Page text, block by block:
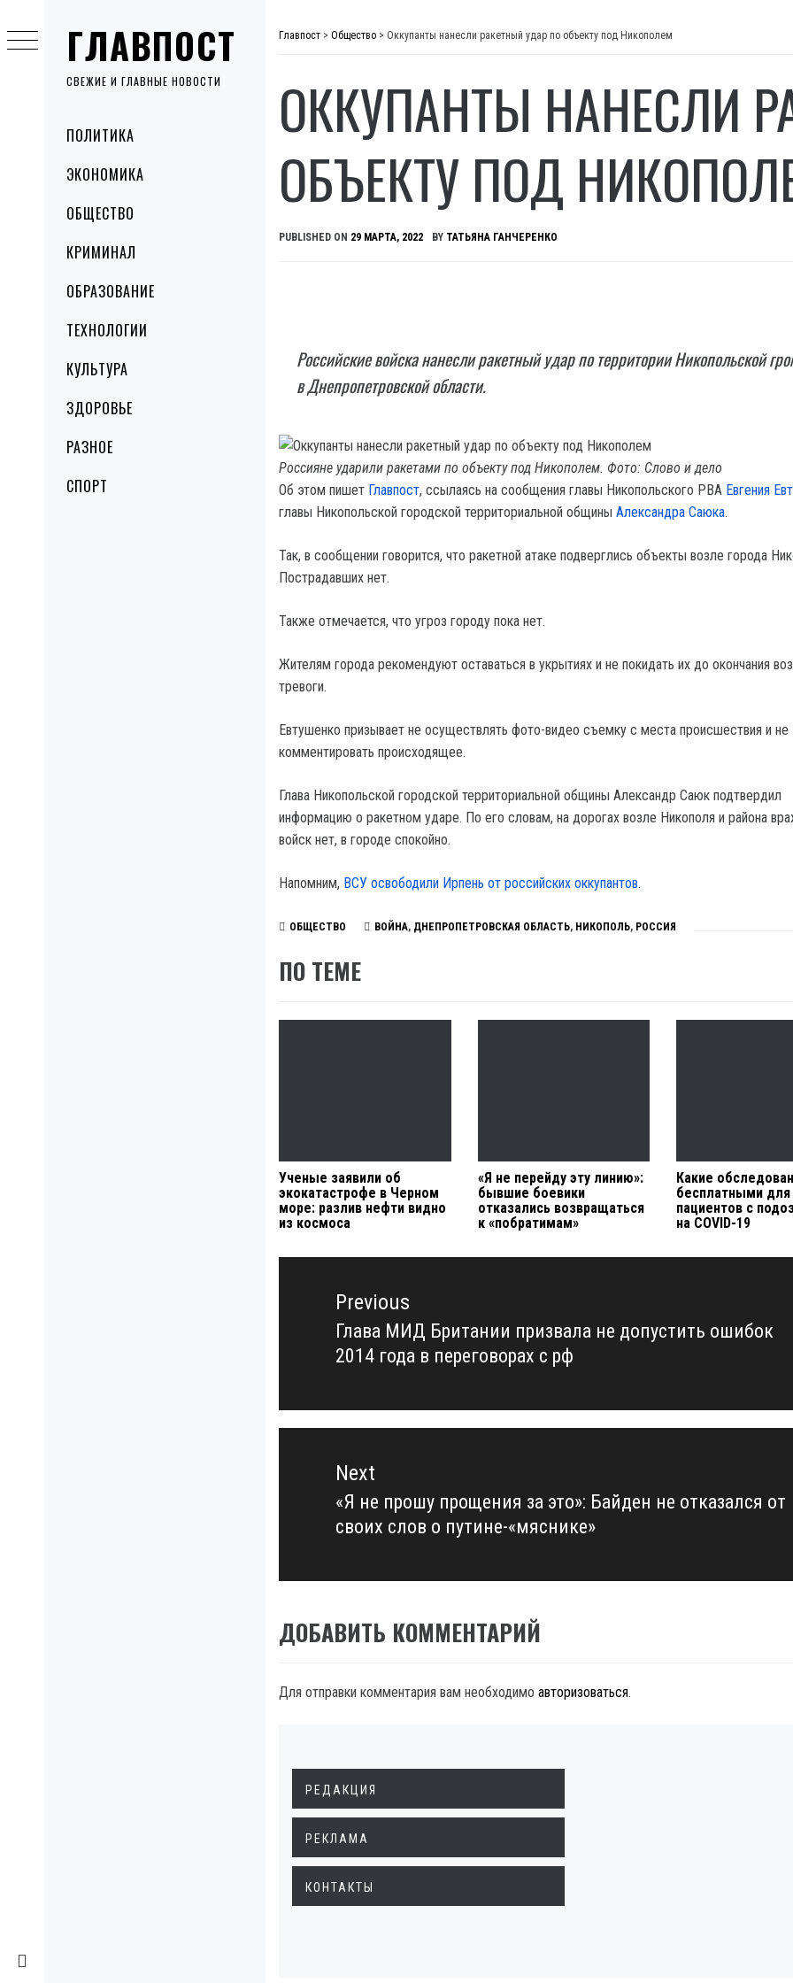
ГЛАВПОСТ
СВЕЖИЕ И ГЛАВНЫЕ НОВОСТИ
MenuПОЛИТИКА
ЭКОНОМИКА
ОБЩЕСТВО
КРИМИНАЛ
ОБРАЗОВАНИЕ
ТЕХНОЛОГИИ
КУЛЬТУРА
ЗДОРОВЬЕ
РАЗНОЕ
СПОРТ
to
content
Главпост > Общество > Оккупанты нанесли ракетный удар по объекту под Никополем
ОККУПАНТЫ НАНЕСЛИ
ОБЪЕКТУ ПОД
PUBLISHED ON 29 МАРТА, 2022 BY ТАТЬЯНА ГАНЧЕРЕНКО
Российские войска нанесли ракетный удар по территории Никопольской
в Днепропетровской области.
Россияне ударили ракетами по объекту под Никополем. Фото: Слово и дело
Об этом пишет Главпост, ссылаясь на сообщения главы Никопольского РВА Евгения
главы Никопольской городской территориальной общины Александра Саюка.
Так, в сообщении говорится, что ракетной атаке подверглись объекты возле города
Пострадавших нет.
Также отмечается, что угроз городу пока нет.
Жителям города рекомендуют оставаться в укрытиях и не покидать их до окончания
тревоги.
Евтушенко призывает не осуществлять фото-видео съемку с места происшествия и не
комментировать происходящее.
Глава Никопольской городской территориальной общины Александр Саюк подтвердил
информацию о ракетном ударе. По его словам, на дорогах возле Никополя и района
войск нет, в городе спокойно.
Напомним, ВСУ освободили Ирпень от российских оккупантов.
ОБЩЕСТВО ВОЙНА, ДНЕПРОПЕТРОВСКАЯ ОБЛАСТЬ, НИКОПОЛЬ, РОССИЯ
ПО ТЕМЕ
Ученые заявили об
экокатастрофе в Черном
море: разлив нефти видно
из космоса
«Я не перейду эту линию»:
бывшие боевики
отказались возвращаться
к «побратимам»
Какие
бесплатными для
пациентов с
на COVID-19
Навигация
записямPrevious
Previous
post:
Глава МИД Британии призвала не допустить ошибок
2014 года в переговорах с рф
Next
Next
post:
«Я не прошу прощения за это»: Байден не отказался от
своих слов о путине-«мяснике»
ДОБАВИТЬ КОММЕНТАРИЙ
Для отправки комментария вам необходимо авторизоваться.
РЕДАКЦИЯ
РЕКЛАМА
КОНТАКТЫ